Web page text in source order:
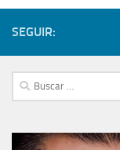
SEGUIR:
Buscar: